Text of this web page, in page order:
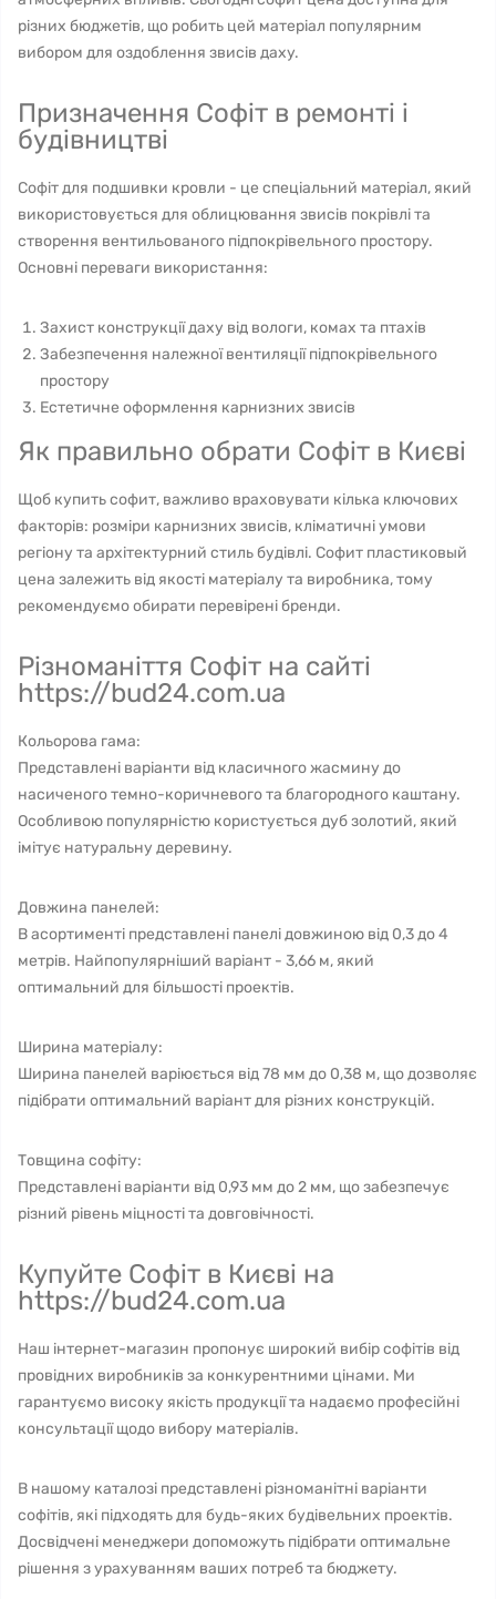
різних бюджетів, що робить цей матеріал популярним
вибором для оздоблення звисів даху.
Призначення Софіт в ремонті і
будівництві
Софіт для подшивки кровли - це спеціальний матеріал, який
використовується для облицювання звисів покрівлі та
створення вентильованого підпокрівельного простору.
Основні переваги використання:
Захист конструкції даху від вологи, комах та птахів
Забезпечення належної вентиляції підпокрівельного
простору
Естетичне оформлення карнизних звисів
Як правильно обрати Софіт в Києві
Щоб купить софит, важливо враховувати кілька ключових
факторів: розміри карнизних звисів, кліматичні умови
регіону та архітектурний стиль будівлі. Софит пластиковый
цена залежить від якості матеріалу та виробника, тому
рекомендуємо обирати перевірені бренди.
Різноманіття Софіт на сайті
https://bud24.com.ua
Кольорова гама:
Представлені варіанти від класичного жасмину до
насиченого темно-коричневого та благородного каштану.
Особливою популярністю користується дуб золотий, який
імітує натуральну деревину.
Довжина панелей:
В асортименті представлені панелі довжиною від 0,3 до 4
метрів. Найпопулярніший варіант - 3,66 м, який
оптимальний для більшості проектів.
Ширина матеріалу:
Ширина панелей варіюється від 78 мм до 0,38 м, що дозволяє
підібрати оптимальний варіант для різних конструкцій.
Товщина софіту:
Представлені варіанти від 0,93 мм до 2 мм, що забезпечує
різний рівень міцності та довговічності.
Купуйте Софіт в Києві на
https://bud24.com.ua
Наш інтернет-магазин пропонує широкий вибір софітів від
провідних виробників за конкурентними цінами. Ми
гарантуємо високу якість продукції та надаємо професійні
консультації щодо вибору матеріалів.
В нашому каталозі представлені різноманітні варіанти
софітів, які підходять для будь-яких будівельних проектів.
Досвідчені менеджери допоможуть підібрати оптимальне
рішення з урахуванням ваших потреб та бюджету.